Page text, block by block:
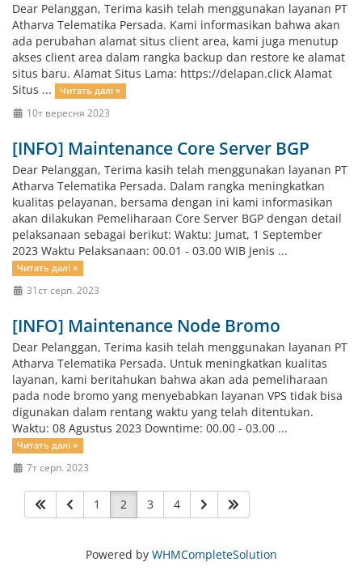
Dear Pelanggan, Terima kasih telah menggunakan layanan PT
Atharva Telematika Persada. Kami informasikan bahwa akan
ada perubahan alamat situs client area, kami juga menutup
akses client area dalam rangka backup dan restore ke alamat
situs baru. Alamat Situs Lama: https://delapan.click Alamat
Situs ...
Читать далі »
10т вересня 2023
[INFO] Maintenance Core Server BGP
Dear Pelanggan, Terima kasih telah menggunakan layanan PT
Atharva Telematika Persada. Dalam rangka meningkatkan
kualitas pelayanan, bersama dengan ini kami informasikan
akan dilakukan Pemeliharaan Core Server BGP dengan detail
pelaksanaan sebagai berikut: Waktu: Jumat, 1 September
2023 Waktu Pelaksanaan: 00.01 - 03.00 WIB Jenis ...
Читать далі »
31ст серп. 2023
[INFO] Maintenance Node Bromo
Dear Pelanggan, Terima kasih telah menggunakan layanan PT
Atharva Telematika Persada. Untuk meningkatkan kualitas
layanan, kami beritahukan bahwa akan ada pemeliharaan
pada node bromo yang menyebabkan layanan VPS tidak bisa
digunakan dalam rentang waktu yang telah ditentukan.
Waktu: 08 Agustus 2023 Downtime: 00.00 - 03.00 ...
Читать далі »
7т серп. 2023
1 2 3 4
Powered by WHMCompleteSolution